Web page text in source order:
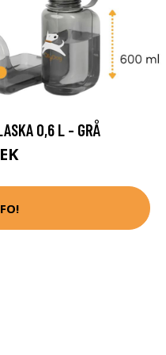
0,6 L - GRÅ